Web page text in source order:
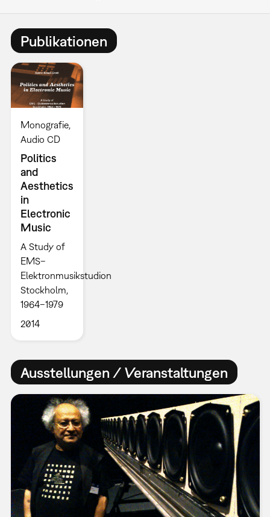
Publikationen
Monografie
Audio CD
Politics
and
Aesthetics
in
Electronic
Music
A Study of
EMS–
Elektronmusikstudion
Stockholm,
1964–1979
2014
Ausstellungen / Veranstaltungen